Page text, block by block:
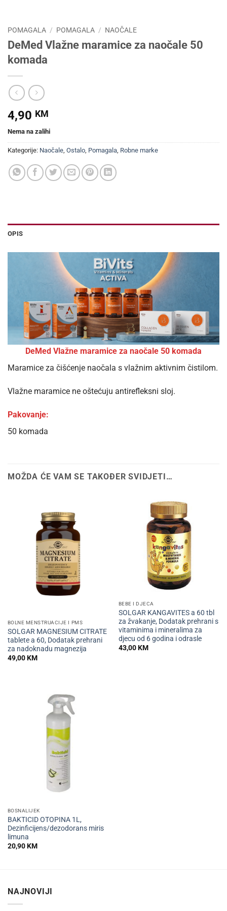
POMAGALA / POMAGALA / NAOČALE
DeMed Vlažne maramice za naočale 50
komada
4,90 KM
Nema na zalihi
Kategorije: Naočale Ostalo Pomagala Robne marke
OPIS
DeMed Vlažne maramice za naočale 50 komada
Maramice za čišćenje naočala s vlažnim aktivnim čistilom.
Vlažne maramice ne oštećuju antirefleksni sloj.
Pakovanje:
50 komada
MOŽDA ĆE VAM SE TAKOĐER SVIDJETI…
BOLNE MENSTRUACIJE I PMS
SOLGAR MAGNESIUM CITRATE
tablete a 60, Dodatak prehrani
za nadoknadu magnezija
49,00KM
BEBE I DJECA
SOLGAR KANGAVITES a 60 tbl
za žvakanje, Dodatak prehrani s
vitaminima i mineralima za
djecu od 6 godina i odrasle
43,00KM
BOSNALIJEK
BAKTICID OTOPINA 1L,
Dezinficijens/dezodorans miris
limuna
20,90KM
NAJNOVIJI